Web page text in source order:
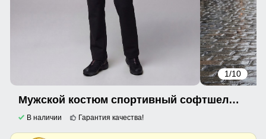
1/10
Мужской костюм спортивный софтшелл с флисом и мембраной черного цвета 09611Ch
В наличии Гарантия качества!